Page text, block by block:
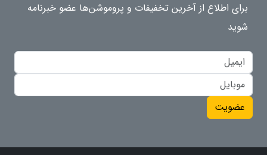
برای اطلاع از آخرین تخفیفات و پروموشن‌ها عضو خبرنامه
شوید
عضویت